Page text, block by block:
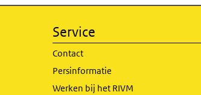
Service
Contact
Persinformatie
Werken bij het RIVM